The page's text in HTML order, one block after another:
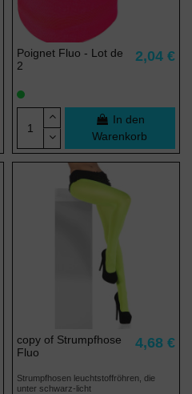
Poignet Fluo - Lot de
2
2,04 €
In den
Warenkorb
copy of Strumpfhose
Fluo
4,68 €
Strumpfhosen leuchtstoffröhren, die
unter schwarz-licht